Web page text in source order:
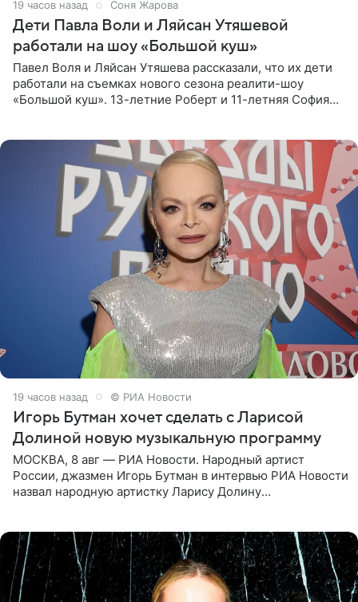
19 часов назад Соня Жарова
Дети Павла Воли и Ляйсан Утяшевой
работали на шоу «Большой куш»
Павел Воля и Ляйсан Утяшева рассказали, что их дети
работали на съемках нового сезона реалити-шоу
«Большой куш». 13-летние Роберт и 11-летняя София
19 часов назад © РИА Новости
Игорь Бутман хочет сделать с Ларисой
Долиной новую музыкальную программу
МОСКВА, 8 авг — РИА Новости. Народный артист
России, джазмен Игорь Бутман в интервью РИА Новости
назвал народную артистку Ларису Долину